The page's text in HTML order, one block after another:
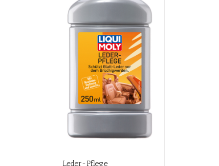
Leder-Pflege